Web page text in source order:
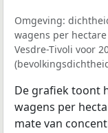
Omgeving:
wagens per
Vesdre-Tivoli voor
De grafiek toont
wagens per
mate van